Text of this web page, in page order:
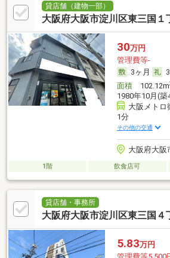
貸店舗（建物一部）
大阪府大阪市淀川区東三国１
30万円
管理費等-
3ヶ月
面積102.12m
1980年10月(
大阪メトロ
1分
その他の交通
大阪府大阪
1階 飲食店可
貸店舗・事務所
大阪府大阪市淀川区東三国４
5.83万円